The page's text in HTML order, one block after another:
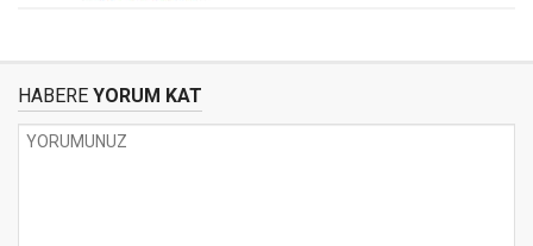
HABERE YORUM KAT